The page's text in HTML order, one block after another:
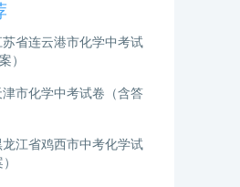
省连云港市化学中考试
）
市化学中考试卷（含答
江省鸡西市中考化学试